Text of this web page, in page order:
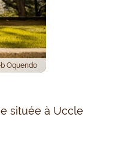
Oquendo
située à Uccle